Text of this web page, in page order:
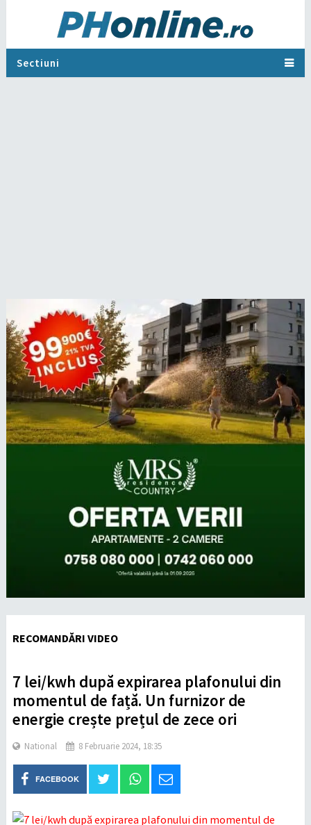
Sectiuni
RECOMANDĂRI VIDEO
7 lei/kwh după expirarea plafonului din
momentul de față. Un furnizor de
energie crește prețul de zece ori
National 8 Februarie 2024, 18:35
FACEBOOK